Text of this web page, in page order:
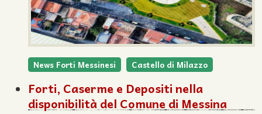
News Forti Messinesi Castello di Milazzo
Forti, Caserme e Depositi nella
disponibilità del Comune di Messina